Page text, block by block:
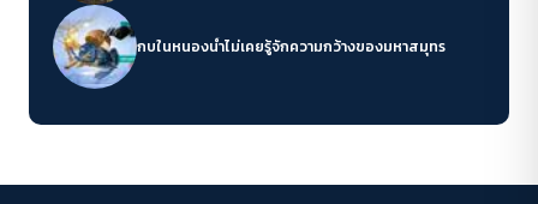
กบในหนองน้ำไม่เคยรู้จักความกว้างของมหาสมุทร